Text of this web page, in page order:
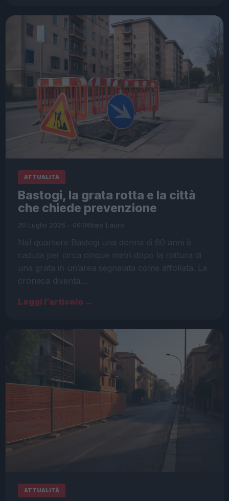
ATTUALITÀ
Bastogi, la grata rotta e la città
che chiede prevenzione
20 Luglio 2026 - 00:06Italo Lauro
Nel quartiere Bastogi una donna di 60 anni è
caduta per circa cinque metri dopo la rottura di
una grata in un’area segnalata come affollata. La
cronaca diventa…
Leggi l’articolo →
ATTUALITÀ